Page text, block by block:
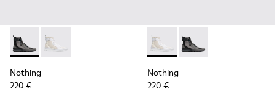
Nothing - K300264-001 - Multicolor
Nothing - K300264-004 - Multicolor
Nothing
220 €
Nothing - K300264-004 -
Nothing - K300264-
Nothing
220 €